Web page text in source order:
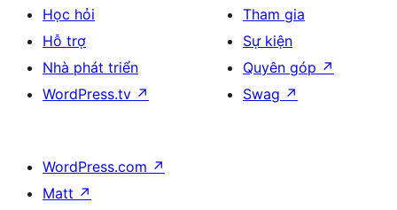
Học hỏi
Hỗ trợ
Nhà phát triển
WordPress.tv ↗
Tham gia
Sự kiện
Quyên góp ↗
Swag ↗
WordPress.com ↗
Matt ↗